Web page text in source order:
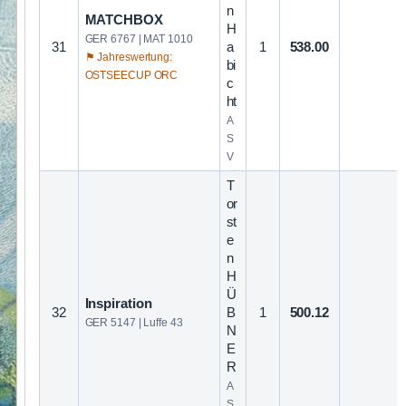
31
MATCHBOX
GER 6767 | MAT 1010
⚑ Jahreswertung:
OSTSEECUP ORC
n
H
a
bi
c
ht
A
S
V
1 538.00
32
Inspiration
GER 5147 | Luffe 43
T
or
st
e
n
H
Ü
B
N
E
R
A
1 500.12